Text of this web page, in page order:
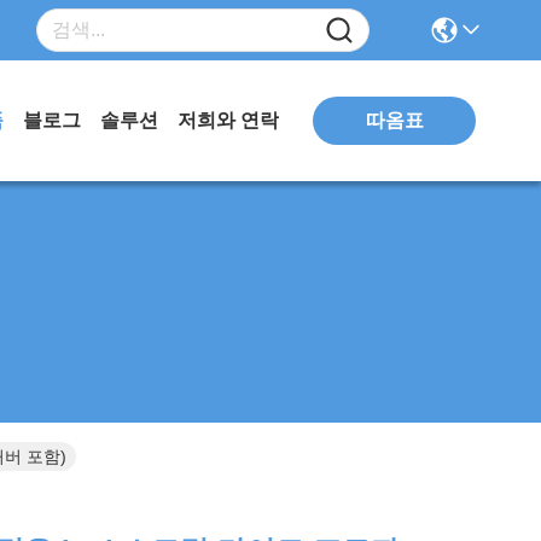
블로그 솔루션 저희와 연락 따옴표
포함)